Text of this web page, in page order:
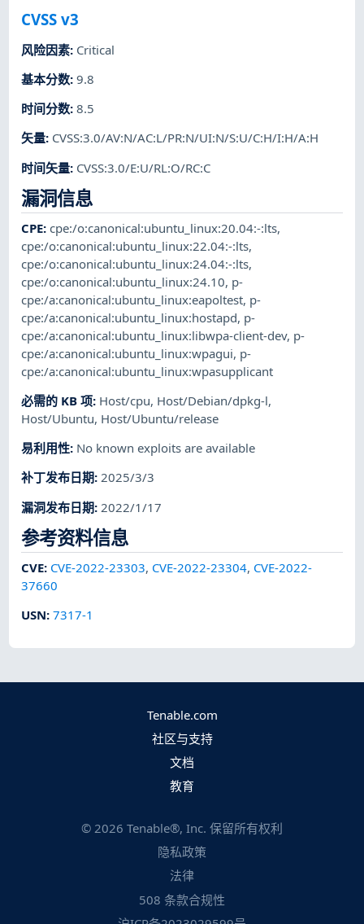
CVSS v3
风险因素: Critical
基本分数:9.8
时间分数:8.5
矢量: CVSS:3.0/AV:N/AC:L/PR:N/UI:N/S:U/C:H/I:H/A:H
时间矢量: CVSS:3.0/E:U/RL:O/RC:C
漏洞信息
CPE:cpe:/o:canonical:ubuntu_linux:20.04:-:lts,
cpe:/o:canonical:ubuntu_linux:22.04:-:lts,
cpe:/o:canonical:ubuntu_linux:24.04:-:lts,
cpe:/o:canonical:ubuntu_linux:24.10, p-
cpe:/a:canonical:ubuntu_linux:eapoltest, p-
cpe:/a:canonical:ubuntu_linux:hostapd, p-
cpe:/a:canonical:ubuntu_linux:libwpa-client-dev, p-
cpe:/a:canonical:ubuntu_linux:wpagui, p-
cpe:/a:canonical:ubuntu_linux:wpasupplicant
必需的 KB 项: Host/cpu, Host/Debian/dpkg-l,
Host/Ubuntu, Host/Ubuntu/release
易利用性: No known exploits are available
补丁发布日期:2025/3/3
漏洞发布日期: 2022/1/17
参考资料信息
CVE: CVE-2022-23303, CVE-2022-23304, CVE-2022-
37660
USN:7317-1
Tenable.com
社区与支持
文档
教育
© 2026 Tenable®, Inc. 保留所有权利
隐私政策
法律
508 条款合规性